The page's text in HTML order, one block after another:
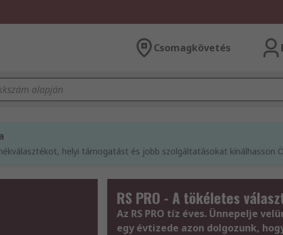
Csomagkövetés
helyi támogatást és jobb szolgáltatásokat kínálhasson
RS PRO - A tökéletes
Az RS PRO tíz éves. Ünnepelje
egy évtizede azon dolgozunk,